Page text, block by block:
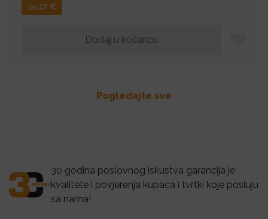
39,17 €
Dodaj u košaricu
Pogledajte sve
30 godina poslovnog iskustva garancija je
kvalitete i povjerenja kupaca i tvrtki koje posluju
sa nama!